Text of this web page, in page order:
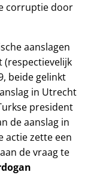
corruptie door
aanslagen
(respectievelijk
beide gelinkt
in Utrecht
president
de aanslag in
actie zette een
de vraag te